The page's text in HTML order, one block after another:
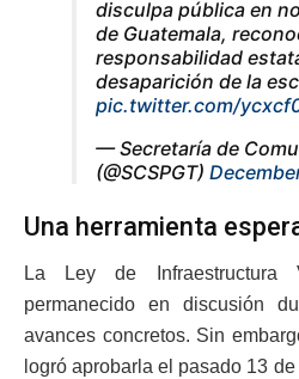
disculpa pública en
de Guatemala,
responsabilidad
desaparición de la
pic.twitter.com/
— Secretaría de
(@SCSPGT)
Una herramienta
La Ley de Infraestructura
permanecido en discusión
avances concretos. Sin
logró aprobarla el pasado 13